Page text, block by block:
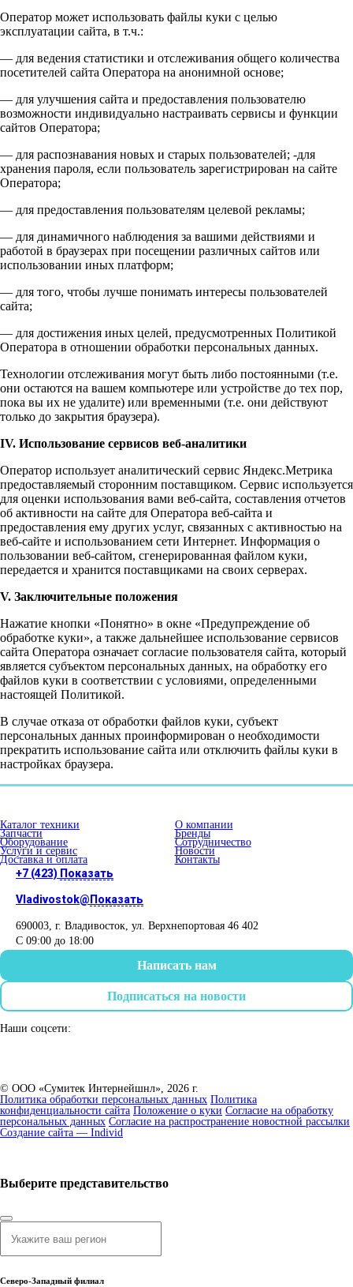
Оператор может использовать файлы куки с целью
эксплуатации сайта, в т.ч.:
— для ведения статистики и отслеживания общего количества
посетителей сайта Оператора на анонимной основе;
— для улучшения сайта и предоставления пользователю
возможности индивидуально настраивать сервисы и функции
сайтов Оператора;
— для распознавания новых и старых пользователей; -для
хранения пароля, если пользователь зарегистрирован на сайте
Оператора;
— для предоставления пользователям целевой рекламы;
— для динамичного наблюдения за вашими действиями и
работой в браузерах при посещении различных сайтов или
использовании иных платформ;
— для того, чтобы лучше понимать интересы пользователей
сайта;
— для достижения иных целей, предусмотренных Политикой
Оператора в отношении обработки персональных данных.
Технологии отслеживания могут быть либо постоянными (т.е.
они остаются на вашем компьютере или устройстве до тех пор,
пока вы их не удалите) или временными (т.е. они действуют
только до закрытия браузера).
IV. Использование сервисов веб-аналитики
Оператор использует аналитический сервис Яндекс.Метрика
предоставляемый сторонним поставщиком. Сервис используется
для оценки использования вами веб-сайта, составления отчетов
об активности на сайте для Оператора веб-сайта и
предоставления ему других услуг, связанных с активностью на
веб-сайте и использованием сети Интернет. Информация о
пользовании веб-сайтом, сгенерированная файлом куки,
передается и хранится поставщиками на своих серверах.
V. Заключительные положения
Нажатие кнопки «Понятно» в окне «Предупреждение об
обработке куки», а также дальнейшее использование сервисов
сайта Оператора означает согласие пользователя сайта, который
является субъектом персональных данных, на обработку его
файлов куки в соответствии с условиями, определенными
настоящей Политикой.
В случае отказа от обработки файлов куки, субъект
персональных данных проинформирован о необходимости
прекратить использование сайта или отключить файлы куки в
настройках браузера.
Каталог техники
Запчасти
Оборудование
Услуги и сервис
Доставка и оплата
О компании
Бренды
Сотрудничество
Новости
Контакты
+7 (423) Показать
Vladivostok@ Показать
690003 , г. Владивосток ул. Верхнепортовая 46 402
С 09:00 до 18:00
Написать нам
Подписаться на новости
Наши соцсети:
© ООО «Сумитек Интернейшнл», 2026 г.
Политика обработки персональных данных Политика
конфиденциальности сайта Положение о куки Согласие на обработку
персональных данных Согласие на распространение новостной рассылки
Создание сайта — Individ
Выберите представительство
Северо-Западный филиал